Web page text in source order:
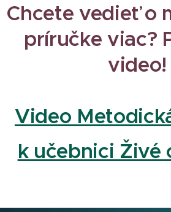
Chcete vedieť o
príručke viac?
video!
Video
k učebnici Živé